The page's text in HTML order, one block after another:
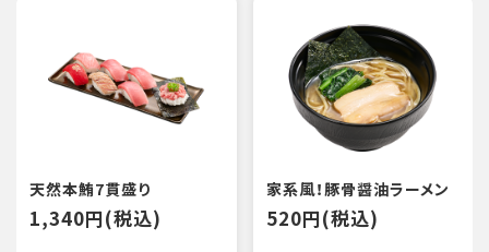
天然本鮪7貫盛り
1,340円(税込)
家系風！豚骨醤油ラーメン
520円(税込)